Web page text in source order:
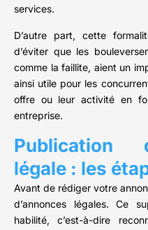
services.
D’autre part, cette
d’éviter que les
comme la faillite, aient un
ainsi utile pour les
offre ou leur activité en
entreprise.
Publication
légale : les
Avant de rédiger votre
d’annonces légales. Ce
habilité, c’est-à-dire